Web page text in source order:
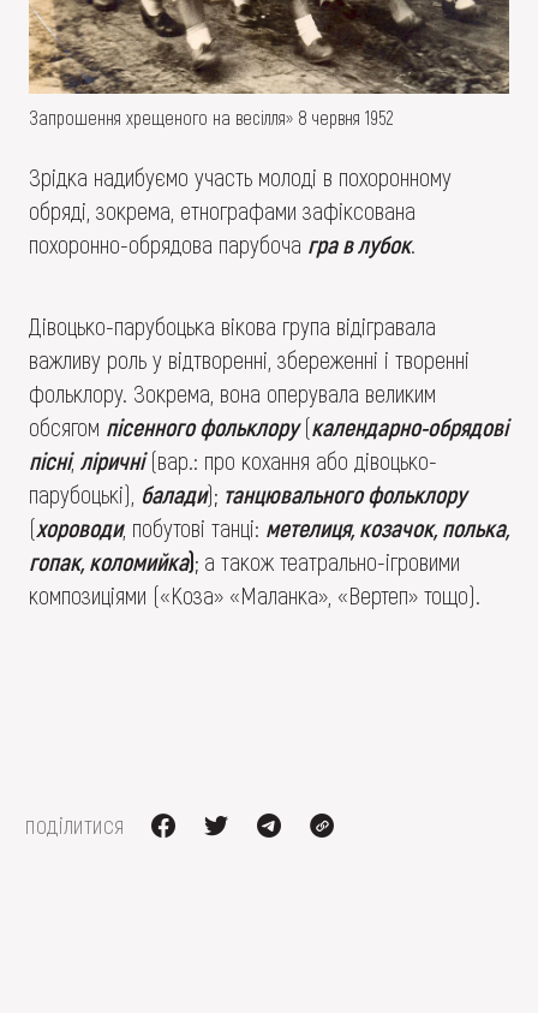
Запрошення хрещеного на весілля» 8 червня 1952
Зрідка надибуємо участь молоді в похоронному
обряді, зокрема, етнографами зафіксована
похоронно-обрядова парубоча гра в лубок.
Дівоцько-парубоцька вікова група відігравала
важливу роль у відтворенні, збереженні і творенні
фольклору. Зокрема, вона оперувала великим
обсягом пісенного фольклору(календарно-обрядові
пісні, ліричні(вар.: про кохання або дівоцько-
парубоцькі), балади); танцювального фольклору
(хороводи, побутові танці: метелиця, козачок, полька,
гопак, коломийка); а також театрально-ігровими
композиціями («Коза» «Маланка», «Вертеп» тощо).
поділитися